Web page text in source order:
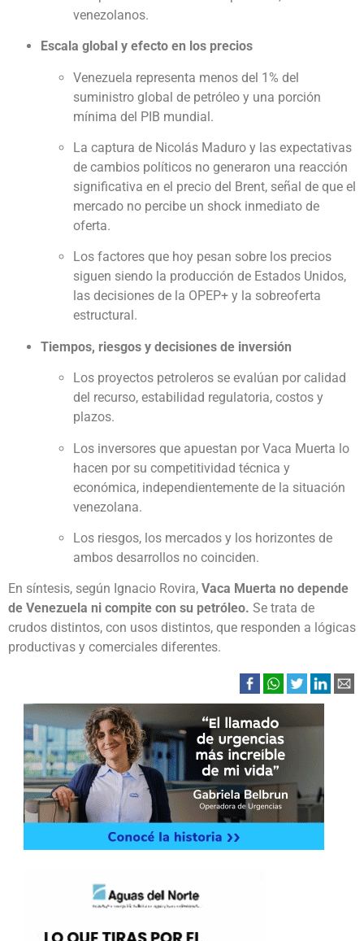
venezolanos.
Escala global y efecto en los precios
Venezuela representa menos del 1% del
suministro global de petróleo y una porción
mínima del PIB mundial.
La captura de Nicolás Maduro y las expectativas
de cambios políticos no generaron una reacción
significativa en el precio del Brent, señal de que el
mercado no percibe un shock inmediato de
oferta.
Los factores que hoy pesan sobre los precios
siguen siendo la producción de Estados Unidos,
las decisiones de la OPEP+ y la sobreoferta
estructural.
Tiempos, riesgos y decisiones de inversión
Los proyectos petroleros se evalúan por calidad
del recurso, estabilidad regulatoria, costos y
plazos.
Los inversores que apuestan por Vaca Muerta lo
hacen por su competitividad técnica y
económica, independientemente de la situación
venezolana.
Los riesgos, los mercados y los horizontes de
ambos desarrollos no coinciden.
En síntesis, según Ignacio Rovira, Vaca Muerta no depende
de Venezuela ni compite con su petróleo. Se trata de
crudos distintos, con usos distintos, que responden a lógicas
productivas y comerciales diferentes.